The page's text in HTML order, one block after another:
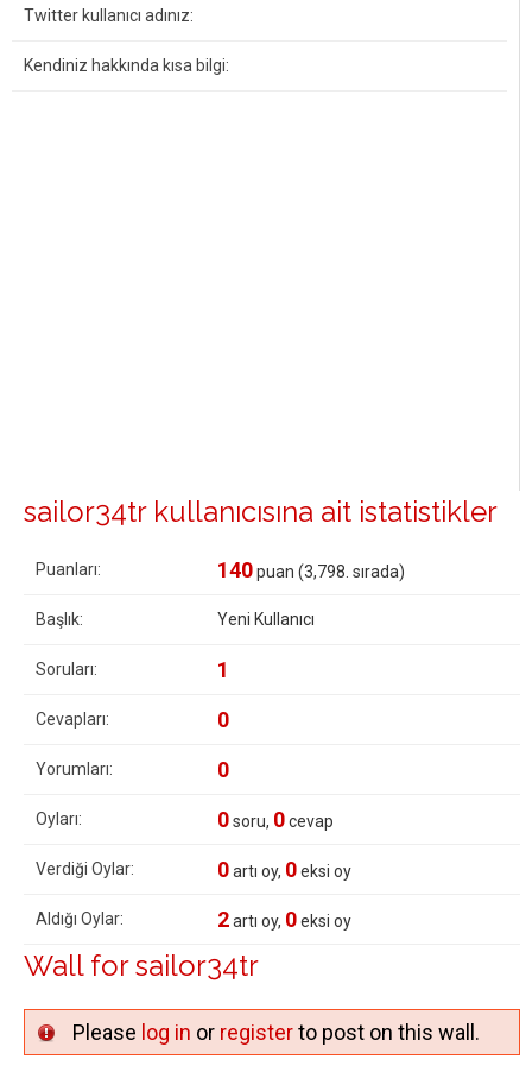
Twitter kullanıcı adınız:
Kendiniz hakkında kısa bilgi:
sailor34tr kullanıcısına ait istatistikler
Puanları: 140puan (3,798 . sırada)
Başlık: Yeni Kullanıcı
Soruları: 1
Cevapları: 0
Yorumları: 0
Oyları: 0soru, 0cevap
Verdiği Oylar: 0artı oy, 0eksi oy
Aldığı Oylar: 2artı oy, 0eksi oy
Wall for sailor34tr
Please log in or registerto post on this wall.